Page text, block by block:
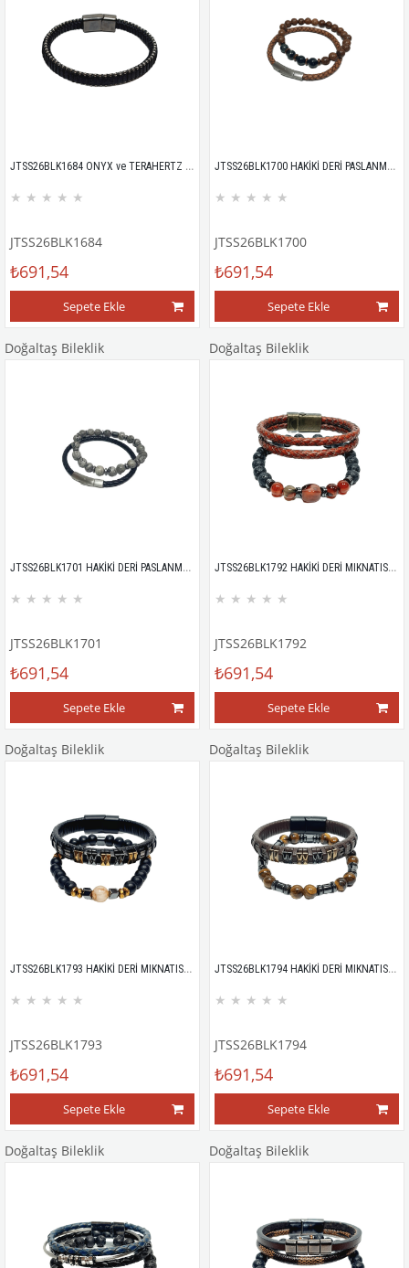
JTSS26BLK1684 ONYX ve TERAHERTZ DOĞALTAŞ 6 MM ESNEK ve HAKİKİ DERİ MIKNATISLI KİLİT GARANTİLİ KUTULU JANTİ KOMBİN BİLEKLİK KUTULU
★ ★ ★ ★ ★
JTSS26BLK1684
₺691,54
Sepete Ekle
JTSS26BLK1700 HAKİKİ DERİ PASLANMAZ ÇELİK KİLİT JASPER ve HEMATİT DOĞALTAŞ KUTULU GARANTİLİ SERTİFİKALI JANTİ KOMBİN BİLEKLİK
★ ★ ★ ★ ★
JTSS26BLK1700
₺691,54
Sepete Ekle
Doğaltaş Bileklik
JTSS26BLK1701 HAKİKİ DERİ PASLANMAZ ÇELİK KİLİT SERPANTİN DOĞALTAŞ MAZI AĞACI KUTULU GARANTİLİ SERTİFİKALI JANTİ KOMBİN BİLEKLİK
★ ★ ★ ★ ★
JTSS26BLK1701
₺691,54
Sepete Ekle
Doğaltaş Bileklik
JTSS26BLK1792 HAKİKİ DERİ MIKNATISLI KİLİT AKİK LAV HEMATİT DOĞALTAŞ KUTULU GARANTİLİ KOMBİN JANTİ BİLEKLİK
★ ★ ★ ★ ★
JTSS26BLK1792
₺691,54
Sepete Ekle
Doğaltaş Bileklik
JTSS26BLK1793 HAKİKİ DERİ MIKNATISLI KİLİT SİTRİN LAV HEMATİT DOĞALTAŞ KUTULU GARANTİLİ KOMBİN JANTİ BİLEKLİK
★ ★ ★ ★ ★
JTSS26BLK1793
₺691,54
Sepete Ekle
Doğaltaş Bileklik
JTSS26BLK1794 HAKİKİ DERİ MIKNATISLI KİLİT KAPLANGÖZÜ HEMATİT DOĞALTAŞ KUTULU GARANTİLİ KOMBİN JANTİ BİLEKLİK
★ ★ ★ ★ ★
JTSS26BLK1794
₺691,54
Sepete Ekle
Doğaltaş Bileklik Doğaltaş Bileklik